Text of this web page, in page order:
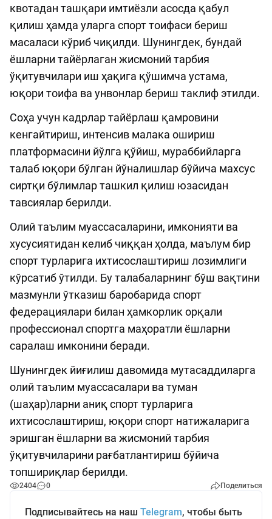
квотадан ташқари имтиёзли асосда қабул
қилиш ҳамда уларга спорт тоифаси бериш
масаласи кўриб чиқилди. Шунингдек, бундай
ёшларни тайёрлаган жисмоний тарбия
ўқитувчилари иш ҳақига қўшимча устама,
юқори тоифа ва унвонлар бериш таклиф этилди.
Соҳа учун кадрлар тайёрлаш қамровини
кенгайтириш, интенсив малака ошириш
платформасини йўлга қўйиш, мураббийларга
талаб юқори бўлган йўналишлар бўйича махсус
сиртқи бўлимлар ташкил қилиш юзасидан
тавсиялар берилди.
Олий таълим муассасаларини, имконияти ва
хусусиятидан келиб чиққан ҳолда, маълум бир
спорт турларига ихтисослаштириш лозимлиги
кўрсатиб ўтилди. Бу талабаларнинг бўш вақтини
мазмунли ўтказиш баробарида спорт
федерациялари билан ҳамкорлик орқали
профессионал спортга маҳоратли ёшларни
саралаш имконини беради.
Шунингдек йиғилиш давомида мутасаддиларга
олий таълим муассасалари ва туман
(шаҳар)ларни аниқ спорт турларига
ихтисослаштириш, юқори спорт натижаларига
эришган ёшларни ва жисмоний тарбия
ўқитувчиларини рағбатлантириш бўйича
топшириқлар берилди.
2404 0 Поделиться
Подписывайтесь на наш Telegram, чтобы быть